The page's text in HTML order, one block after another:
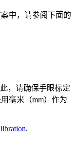
中，请参阅下面的
，请确保手眼标定
毫米（mm）作为
.